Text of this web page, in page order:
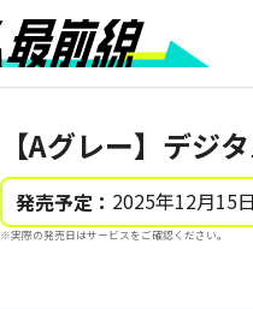
【Aグレー】デジ
発売予定： 2025年12月15
※実際の発売日はサービスをご確認ください。